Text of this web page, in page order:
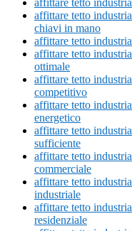
affittare tetto
affittare tetto
chiavi in mano
affittare tetto
affittare tetto
ottimale
affittare tetto
competitivo
affittare tetto
energetico
affittare tetto
sufficiente
affittare tetto
commerciale
affittare tetto
industriale
affittare tetto
residenziale